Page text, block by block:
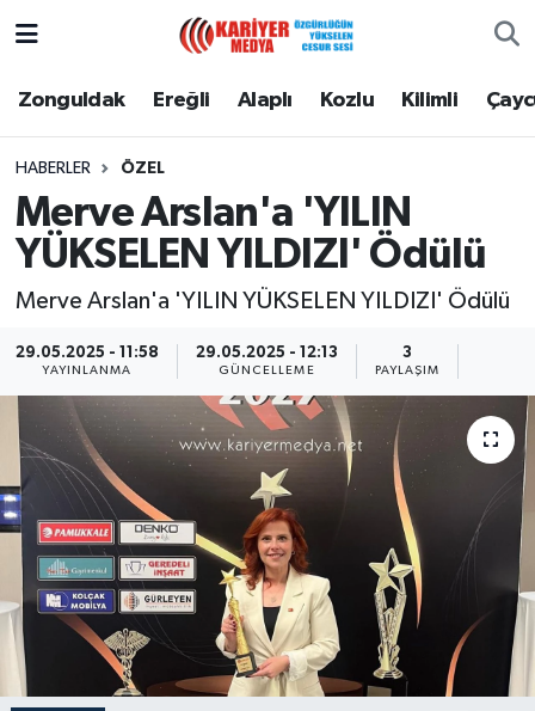
Zonguldak Ereğli Alaplı Kozlu Kilimli
HABERLER ÖZEL
Merve Arslan'a 'YILIN
YÜKSELEN YILDIZI' Ödülü
Merve Arslan'a 'YILIN YÜKSELEN YILDIZI' Ödülü
29.05.2025 - 11:58
YAYINLANMA
29.05.2025 - 12:13
GÜNCELLEME
3
PAYLAŞIM
Zonguldak
Alaplı
Kozlu
Çaycuma
Gökçebey
Devrek
Özel
Mesaj
Dergim
Zonguldak Nöbetçi Eczaneler
Zonguldak Namaz Vakitleri
Zonguldak Trafik Yoğunluk Haritası
Tüm Manşetler
Son Dakika Haberleri
Haber Arşivi